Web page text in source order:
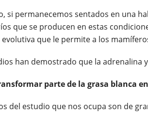
si permanecemos sentados en una
que se producen en estas
que le permite a los
han demostrado que la adrenalina
parte de la grasa blanca
del estudio que nos ocupa son de